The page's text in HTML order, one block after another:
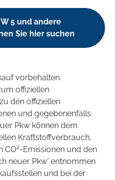
5 und andere
Sie hier suchen
vorbehalten.
offiziellen
den offiziellen
und gegebenenfalls
Pkw können dem
Kraftstoffverbrauch,
CO2-Emissionen und den
neuer Pkw' entnommen
und bei der